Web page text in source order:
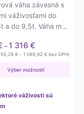
váha závesná s
váživosťami do
a do 9,5t. Váha má
4xAA…
– 1 316 €
range:
through
€ – 1 069,92 €Price
bez DPH)
Výber možností
váživosti sú